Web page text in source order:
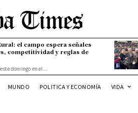
el campo espera señales
competitividad y reglas de
domingo en el...
MUNDO POLITICA Y ECONOMÍA VIDA